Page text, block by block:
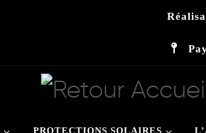
PROTECTIONS SOLAIRES